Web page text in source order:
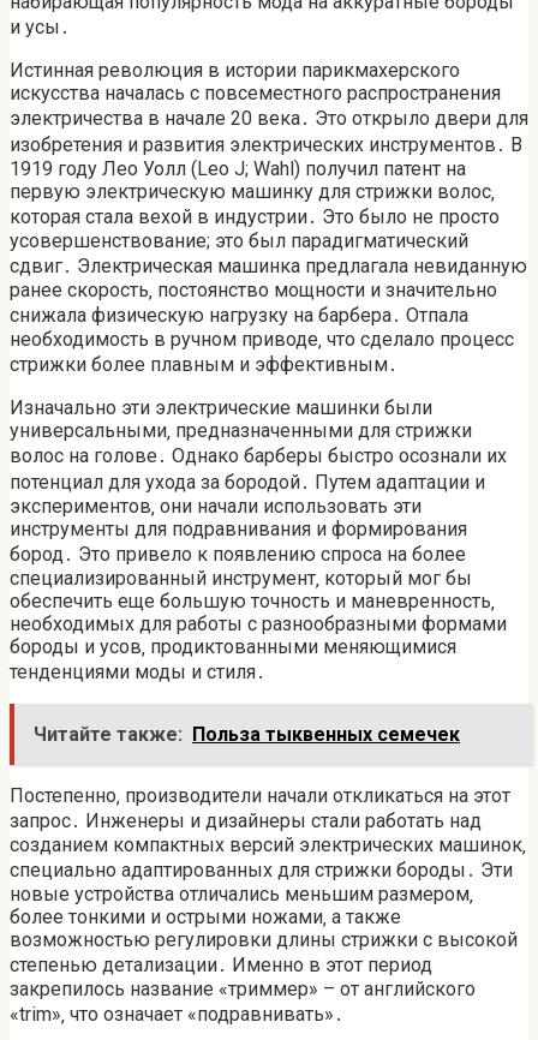
и усы․
Истинная революция в истории парикмахерского
искусства началась с повсеместного распространения
электричества в начале 20 века․ Это открыло двери для
изобретения и развития электрических инструментов․ В
1919 году Лео Уолл (Leo J; Wahl) получил патент на
первую электрическую машинку для стрижки волос‚
которая стала вехой в индустрии․ Это было не просто
усовершенствование; это был парадигматический
сдвиг․ Электрическая машинка предлагала невиданную
ранее скорость‚ постоянство мощности и значительно
снижала физическую нагрузку на барбера․ Отпала
необходимость в ручном приводе‚ что сделало процесс
стрижки более плавным и эффективным․
Изначально эти электрические машинки были
универсальными‚ предназначенными для стрижки
волос на голове․ Однако барберы быстро осознали их
потенциал для ухода за бородой․ Путем адаптации и
экспериментов‚ они начали использовать эти
инструменты для подравнивания и формирования
бород․ Это привело к появлению спроса на более
специализированный инструмент‚ который мог бы
обеспечить еще большую точность и маневренность‚
необходимых для работы с разнообразными формами
бороды и усов‚ продиктованными меняющимися
тенденциями моды и стиля․
Читайте также: Польза тыквенных семечек
Постепенно‚ производители начали откликаться на этот
запрос․ Инженеры и дизайнеры стали работать над
созданием компактных версий электрических машинок‚
специально адаптированных для стрижки бороды․ Эти
новые устройства отличались меньшим размером‚
более тонкими и острыми ножами‚ а также
возможностью регулировки длины стрижки с высокой
степенью детализации․ Именно в этот период
закрепилось название «триммер» – от английского
«trim»‚ что означает «подравнивать»․